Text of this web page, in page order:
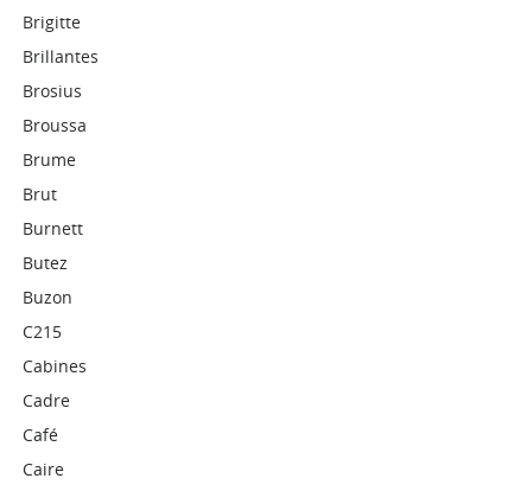
Brigitte
Brillantes
Brosius
Broussa
Brume
Brut
Burnett
Butez
Buzon
C215
Cabines
Cadre
Café
Caire